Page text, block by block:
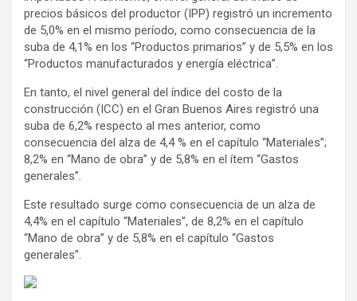
precios básicos del productor (IPP) registró un incremento
de 5,0% en el mismo período, como consecuencia de la
suba de 4,1% en los “Productos primarios” y de 5,5% en los
“Productos manufacturados y energía eléctrica”.
En tanto, el nivel general del índice del costo de la
construcción (ICC) en el Gran Buenos Aires registró una
suba de 6,2% respecto al mes anterior, como
consecuencia del alza de 4,4 % en el capítulo “Materiales”;
8,2% en “Mano de obra” y de 5,8% en el ítem “Gastos
generales”.
Este resultado surge como consecuencia de un alza de
4,4% en el capítulo “Materiales”, de 8,2% en el capítulo
“Mano de obra” y de 5,8% en el capítulo “Gastos
generales”.